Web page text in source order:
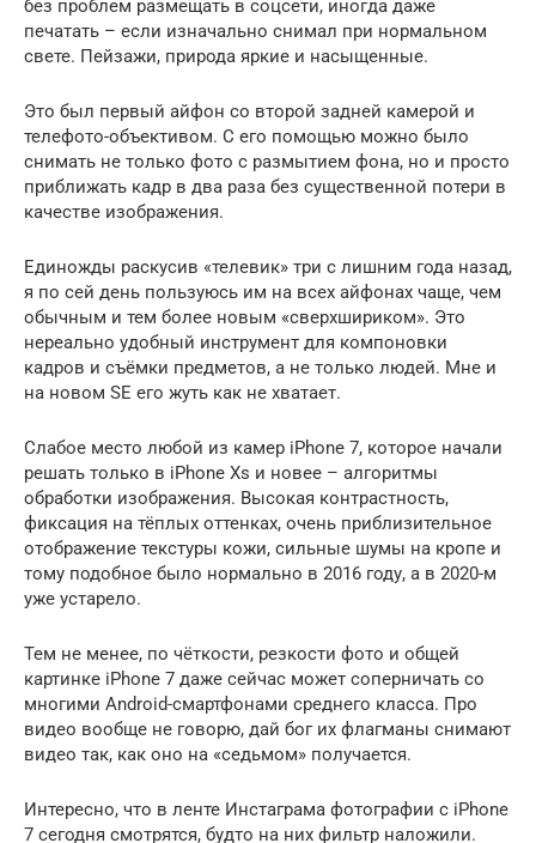
без проблем размещать в соцсети, иногда даже
печатать – если изначально снимал при нормальном
свете. Пейзажи, природа яркие и насыщенные.
Это был первый айфон со второй задней камерой и
телефото-объективом. С его помощью можно было
снимать не только фото с размытием фона, но и просто
приближать кадр в два раза без существенной потери в
качестве изображения.
Единожды раскусив «телевик» три с лишним года назад,
я по сей день пользуюсь им на всех айфонах чаще, чем
обычным и тем более новым «сверхшириком». Это
нереально удобный инструмент для компоновки
кадров и съёмки предметов, а не только людей. Мне и
на новом SE его жуть как не хватает.
Слабое место любой из камер iPhone 7, которое начали
решать только в iPhone Xs и новее – алгоритмы
обработки изображения. Высокая контрастность,
фиксация на тёплых оттенках, очень приблизительное
отображение текстуры кожи, сильные шумы на кропе и
тому подобное было нормально в 2016 году, а в 2020-м
уже устарело.
Тем не менее, по чёткости, резкости фото и общей
картинке iPhone 7 даже сейчас может соперничать со
многими Android-смартфонами среднего класса. Про
видео вообще не говорю, дай бог их флагманы снимают
видео так, как оно на «седьмом» получается.
Интересно, что в ленте Инстаграма фотографии с iPhone
7 сегодня смотрятся, будто на них фильтр наложили.